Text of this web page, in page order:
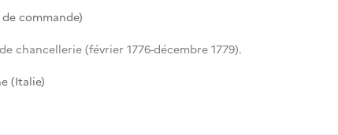
commande)
chancellerie (février 1776-décembre 1779).
(Italie)